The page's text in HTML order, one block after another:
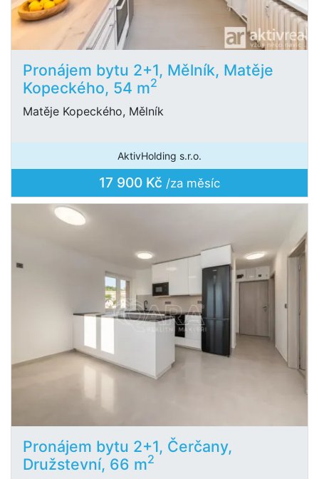
Pronájem bytu 2+1, Mělník, Matěje
Kopeckého, 54 m2
Matěje Kopeckého, Mělník
AktivHolding s.r.o.
17 900 Kč /za měsíc
Pronájem bytu 2+1, Čerčany,
Družstevní, 66 m2